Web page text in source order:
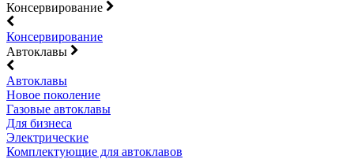
Консервирование
Консервирование
Автоклавы
Автоклавы
Новое поколение
Газовые автоклавы
Для бизнеса
Электрические
Комплектующие для автоклавов